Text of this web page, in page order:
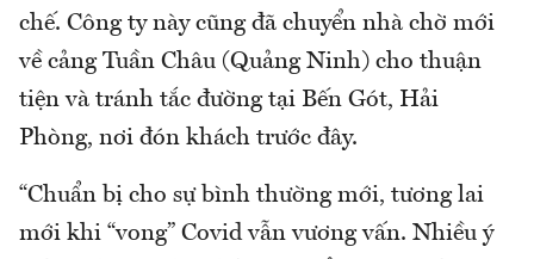
chế. Công ty này cũng đã chuyển nhà chờ mới
về cảng Tuần Châu (Quảng Ninh) cho thuận
tiện và tránh tắc đường tại Bến Gót, Hải
Phòng, nơi đón khách trước đây.
“Chuẩn bị cho sự bình thường mới, tương lai
mới khi “vong” Covid vẫn vương vấn. Nhiều ý